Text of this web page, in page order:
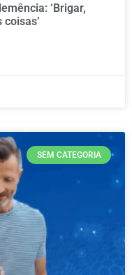
‘Brigar,
SEM CATEGORIA